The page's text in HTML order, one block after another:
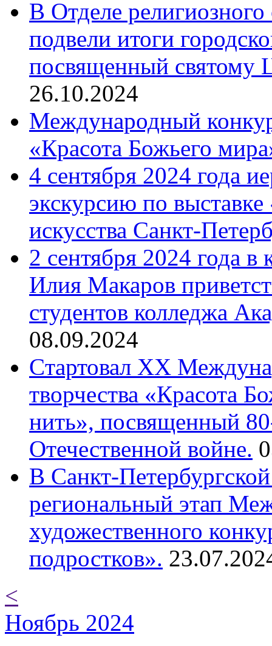
В Отделе религиозного
подвели итоги
посвященный святому
26.10.2024
Международный
«Красота Божьего
4 сентября 2024 года
экскурсию по
искусства Санкт-
2 сентября 2024 года
Илия Макаров
студентов колледжа
08.09.2024
Cтартовал XX
творчества «Красота
нить», посвященный
Отечественной войне.
В Санкт-
региональный этап
художественного
подростков».
<
Ноябрь 2024